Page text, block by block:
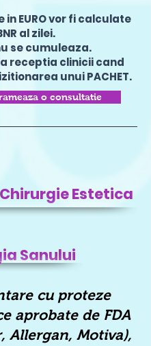
in EURO vor fi calculate
al zilei.
se cumuleaza.
receptia clinicii cand
unui PACHET.
o consultatie
Estetica
Sanului
cu proteze
aprobate de FDA
Allergan, Motiva),